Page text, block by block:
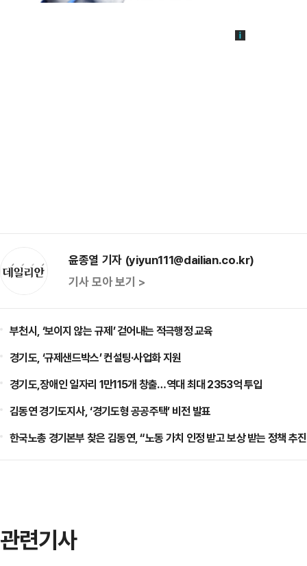
윤종열 기자 (yiyun111@dailian.co.kr)
기사 모아 보기 >
부천시, ‘보이지 않는 규제’ 걷어내는 적극행정 교육
경기도, ‘규제샌드박스’ 컨설팅·사업화 지원
경기도,장애인 일자리 1만115개 창출…역대 최대 2353억 투입
김동연 경기도지사, ‘경기도형 공공주택’ 비전 발표
한국노총 경기본부 찾은 김동연, “노동 가치 인정 받고 보상 받는 정책 추
관련기사